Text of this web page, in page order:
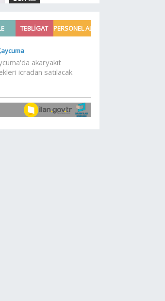
öğrencilerden MEB'e
ziyaret
20:57Bakan Tekin
üniversite adaylarıyla
20:53 688 milyon TL